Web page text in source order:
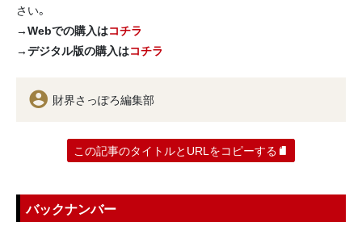
さい。
→Webでの購入はコチラ
→デジタル版の購入はコチラ
財界さっぽろ編集部
この記事のタイトルとURLをコピーする
バックナンバー